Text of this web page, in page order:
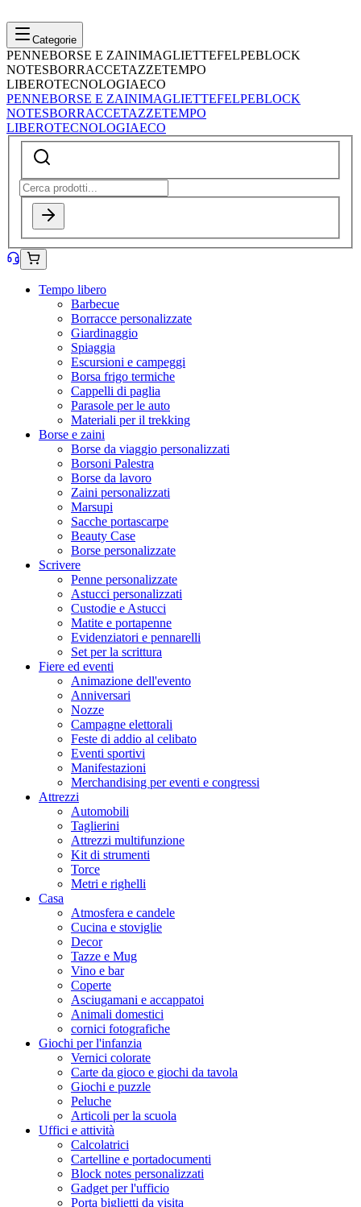
Categorie
PENNEBORSE E ZAINIMAGLIETTEFELPEBLOCK
NOTESBORRACCETAZZETEMPO
LIBEROTECNOLOGIAECO
PENNEBORSE E ZAINIMAGLIETTEFELPEBLOCK
NOTESBORRACCETAZZETEMPO
LIBEROTECNOLOGIAECO
Tempo libero
Barbecue
Borracce personalizzate
Giardinaggio
Spiaggia
Escursioni e campeggi
Borsa frigo termiche
Cappelli di paglia
Parasole per le auto
Materiali per il trekking
Borse e zaini
Borse da viaggio personalizzati
Borsoni Palestra
Borse da lavoro
Zaini personalizzati
Marsupi
Sacche portascarpe
Beauty Case
Borse personalizzate
Scrivere
Penne personalizzate
Astucci personalizzati
Custodie e Astucci
Matite e portapenne
Evidenziatori e pennarelli
Set per la scrittura
Fiere ed eventi
Animazione dell'evento
Anniversari
Nozze
Campagne elettorali
Feste di addio al celibato
Eventi sportivi
Manifestazioni
Merchandising per eventi e congressi
Attrezzi
Automobili
Taglierini
Attrezzi multifunzione
Kit di strumenti
Torce
Metri e righelli
Casa
Atmosfera e candele
Cucina e stoviglie
Decor
Tazze e Mug
Vino e bar
Coperte
Asciugamani e accappatoi
Animali domestici
cornici fotografiche
Giochi per l'infanzia
Vernici colorate
Carte da gioco e giochi da tavola
Giochi e puzzle
Peluche
Articoli per la scuola
Uffici e attività
Calcolatrici
Cartelline e portadocumenti
Block notes personalizzati
Gadget per l'ufficio
Porta biglietti da visita